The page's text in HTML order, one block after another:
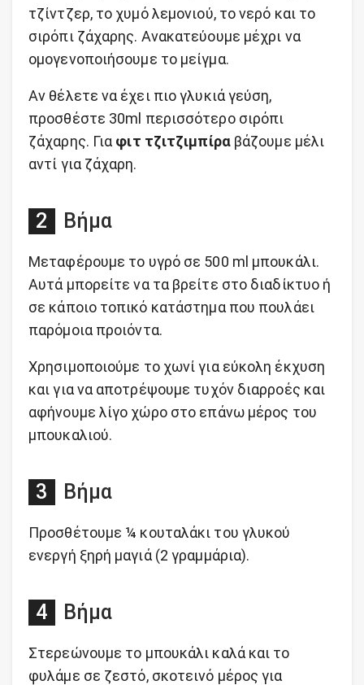
τζίντζερ, το χυμό λεμονιού, το νερό και το
σιρόπι ζάχαρης. Ανακατεύουμε μέχρι να
ομογενοποιήσουμε το μείγμα.
Αν θέλετε να έχει πιο γλυκιά γεύση,
προσθέστε 30ml περισσότερο σιρόπι
ζάχαρης. Για φιτ τζιτζιμπίραβάζουμε μέλι
αντί για ζάχαρη.
Βήμα
Μεταφέρουμε το υγρό σε 500 ml μπουκάλι.
Αυτά μπορείτε να τα βρείτε στο διαδίκτυο ή
σε κάποιο τοπικό κατάστημα που πουλάει
παρόμοια προιόντα.
Χρησιμοποιούμε το χωνί για εύκολη έκχυση
και για να αποτρέψουμε τυχόν διαρροές και
αφήνουμε λίγο χώρο στο επάνω μέρος του
μπουκαλιού.
Βήμα
Προσθέτουμε ¼ κουταλάκι του γλυκού
ενεργή ξηρή μαγιά (2 γραμμάρια).
Βήμα
Στερεώνουμε το μπουκάλι καλά και το
φυλάμε σε ζεστό, σκοτεινό μέρος για